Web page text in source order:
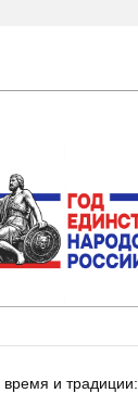
время и традиции: